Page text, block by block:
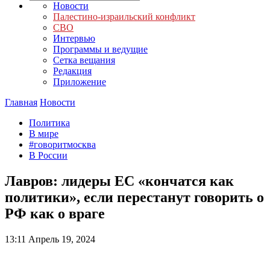
Новости
Палестино-израильский конфликт
СВО
Интервью
Программы и ведущие
Сетка вещания
Редакция
Приложение
Главная Новости
Политика
В мире
#говоритмосква
В России
Лавров: лидеры ЕС «кончатся как
политики», если перестанут говорить о
РФ как о враге
13:11 Апрель 19, 2024